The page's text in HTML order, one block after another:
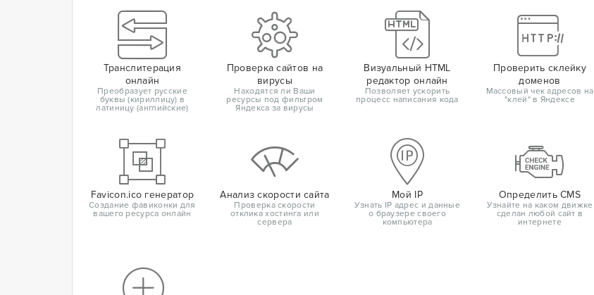
Транслитерация
онлайн
Преобразует русские
буквы (кириллицу) в
латиницу (английские)
Проверка сайтов на
вирусы
Находятся ли Ваши
ресурсы под фильтром
Яндекса за вирусы
Визуальный HTML
редактор онлайн
Позволяет ускорить
процесс написания кода
Проверить склейку
доменов
Массовый чек адресов на
"клей" в Яндексе
Favicon.ico генератор
Создание фавиконки для
вашего ресурса онлайн
Анализ скорости сайта
Проверка скорости
отклика хостинга или
сервера
Мой IP
Узнать IP адрес и данные
о браузере своего
компьютера
Определить CMS
Узнайте на каком движке
сделан любой сайт в
интернете